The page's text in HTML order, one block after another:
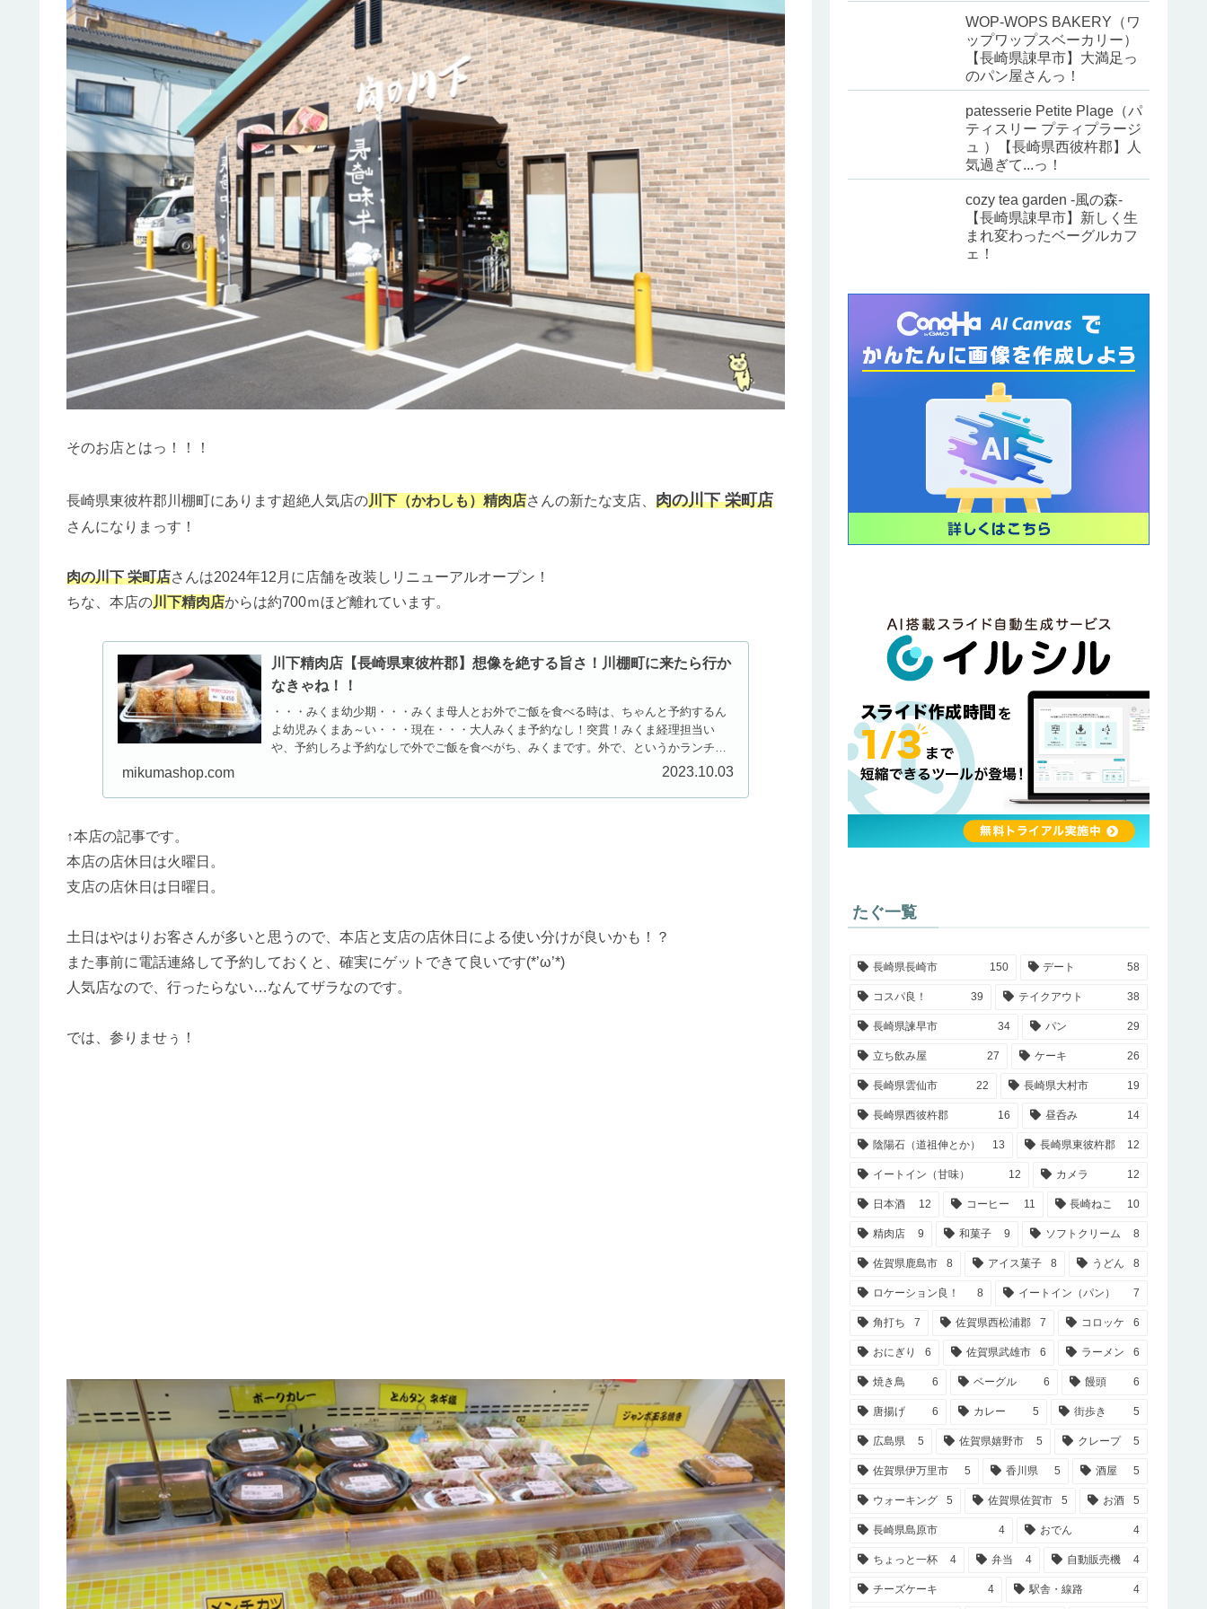
そのお店とはっ！！！
長崎県東彼杵郡川棚町にあります超絶人気店の川下（かわしも）精肉店さんの新たな支店、 肉の川下 栄町店
さんになりまっす！
肉の川下 栄町店さんは2024年12月に店舗を改装しリニューアルオープン！
ちな、本店の川下精肉店からは約700ｍほど離れています。
川下精肉店【長崎県東彼杵郡】想像を絶する旨さ！川棚町に来たら行か
なきゃね！！
・・・みくま幼少期・・・みくま母人とお外でご飯を食べる時は、ちゃんと予約するん
よ幼児みくまあ～い・・・現在・・・大人みくま予約なし！突貫！みくま経理担当い
や、予約しろよ予約なしで外でご飯を食べがち、みくまです。外で、というかランチの
mikumashop.com 2023.10.03
↑本店の記事です。
本店の店休日は火曜日。
支店の店休日は日曜日。
土日はやはりお客さんが多いと思うので、本店と支店の店休日による使い分けが良いかも！？
また事前に電話連絡して予約しておくと、確実にゲットできて良いです(*’ω’*)
人気店なので、行ったらない…なんてザラなのです。
では、参りませぅ！
WOP-WOPS BAKERY（ワ
ップワップスベーカリー）
【長崎県諌早市】大満足っ
のパン屋さんっ！
patesserie Petite Plage（パ
ティスリー プティプラージ
ュ ）【長崎県西彼杵郡】人
気過ぎて...っ！
cozy tea garden -風の森-
【長崎県諌早市】新しく生
まれ変わったベーグルカフ
ェ！
たぐ一覧
長崎県長崎市 150 デート 58
コスパ良！ 39 テイクアウト 38
長崎県諫早市 34 パン 29
立ち飲み屋 27 ケーキ 26
長崎県雲仙市 22 長崎県大村市 19
長崎県西彼杵郡 16 昼呑み 14
陰陽石（道祖伸とか） 13 長崎県東彼杵郡 12
イートイン（甘味） 12 カメラ 12
日本酒 12 コーヒー 11 長崎ねこ 10
精肉店 9 和菓子 9 ソフトクリーム 8
佐賀県鹿島市 8 アイス菓子 8 うどん 8
ロケーション良！ 8 イートイン（パン） 7
角打ち 7 佐賀県西松浦郡 7 コロッケ 6
おにぎり 6 佐賀県武雄市 6 ラーメン 6
焼き鳥 6 ベーグル 6 饅頭 6
唐揚げ 6 カレー 5 街歩き 5
広島県 5 佐賀県嬉野市 5 クレープ 5
佐賀県伊万里市 5 香川県 5 酒屋 5
ウォーキング 5 佐賀県佐賀市 5 お酒 5
長崎県島原市 4 おでん 4
ちょっと一杯 4 弁当 4 自動販売機 4
チーズケーキ 4 駅舎・線路 4